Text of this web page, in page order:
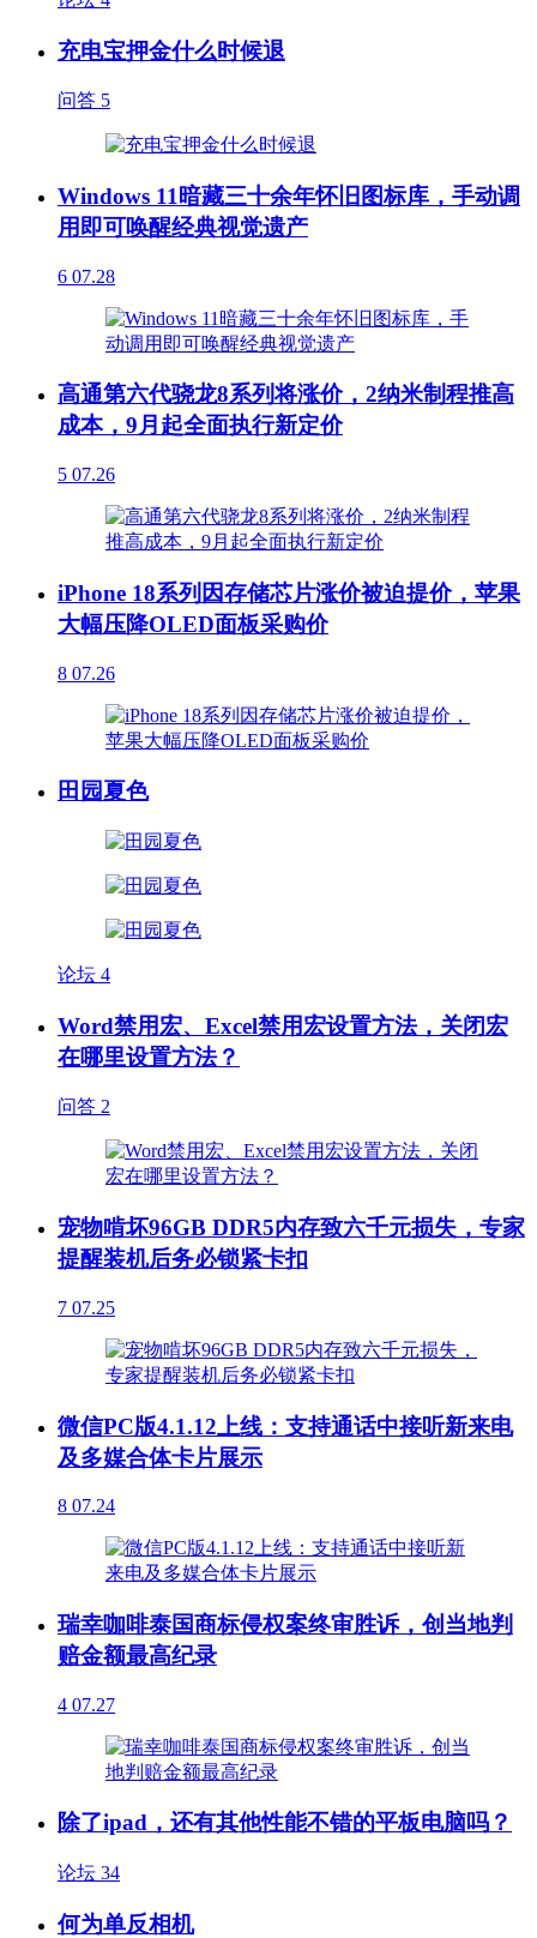
充电宝押金什么时候退
问答 5
Windows 11暗藏三十余年怀旧图标库，手动调
用即可唤醒经典视觉遗产
6 07.28
高通第六代骁龙8系列将涨价，2纳米制程推高
成本，9月起全面执行新定价
5 07.26
iPhone 18系列因存储芯片涨价被迫提价，苹果
大幅压降OLED面板采购价
8 07.26
田园夏色
论坛 4
Word禁用宏、Excel禁用宏设置方法，关闭宏
在哪里设置方法？
问答 2
宠物啃坏96GB DDR5内存致六千元损失，专家
提醒装机后务必锁紧卡扣
7 07.25
微信PC版4.1.12上线：支持通话中接听新来电
及多媒合体卡片展示
8 07.24
瑞幸咖啡泰国商标侵权案终审胜诉，创当地判
赔金额最高纪录
4 07.27
除了ipad，还有其他性能不错的平板电脑吗？
论坛 34
何为单反相机